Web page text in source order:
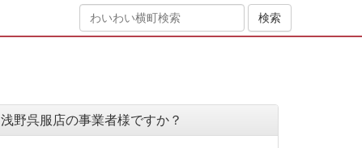
浅野呉服店の事業者様ですか？